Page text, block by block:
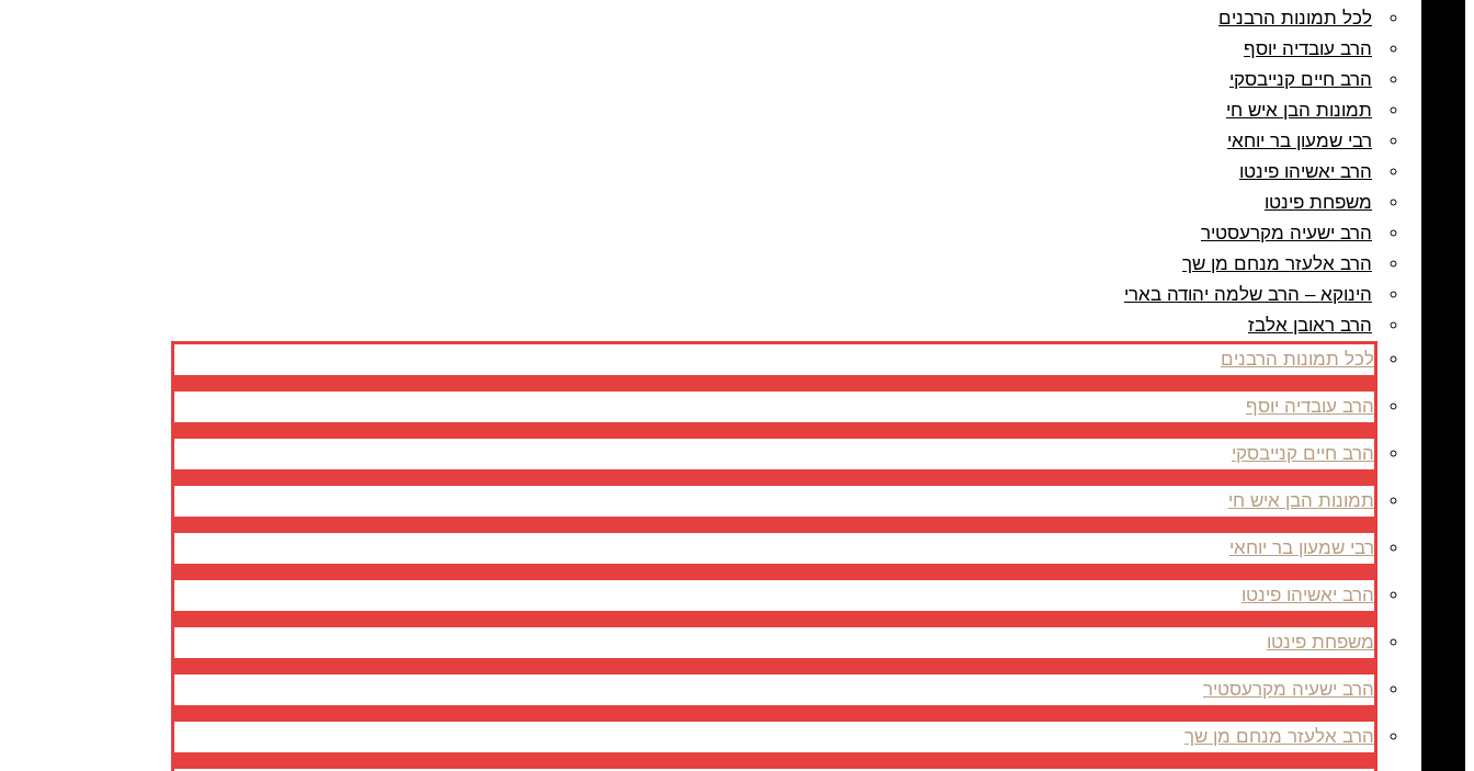
לכל תמונות הרבנים
הרב עובדיה יוסף
הרב חיים קנייבסקי
תמונות הבן איש חי
רבי שמעון בר יוחאי
הרב יאשיהו פינטו
משפחת פינטו
הרב ישעיה מקרעסטיר
הרב אלעזר מנחם מן שך
הינוקא – הרב שלמה יהודה בארי
הרב ראובן אלבז
לכל תמונות הרבנים
הרב עובדיה יוסף
הרב חיים קנייבסקי
תמונות הבן איש חי
רבי שמעון בר יוחאי
הרב יאשיהו פינטו
משפחת פינטו
הרב ישעיה מקרעסטיר
הרב אלעזר מנחם מן שך